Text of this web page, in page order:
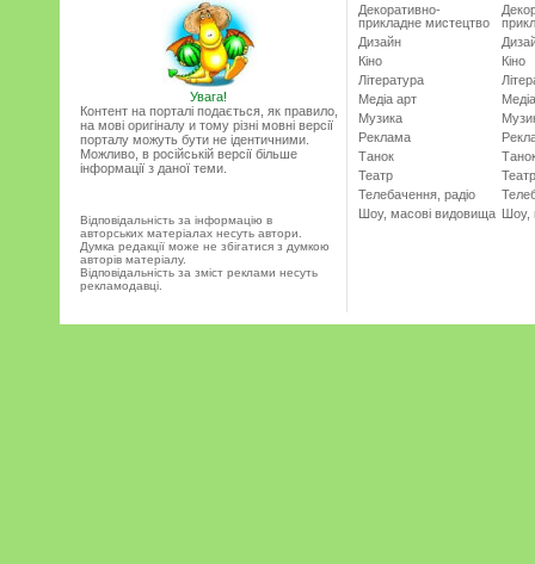
Увага!
Контент на порталі подається, як правило,
на мові оригіналу и тому різні мовні версії
порталу можуть бути не ідентичними.
Можливо, в російській версії більше
інформації з даної теми.
Відповідальність за інформацію в
авторських матеріалах несуть автори.
Думка редакції може не збігатися з думкою
авторів матеріалу.
Відповідальність за зміст реклами несуть
рекламодавці.
Декоративно-
прикладне мистецтво
Дизайн
Кіно
Література
Медіа арт
Музика
Реклама
Танок
Театр
Телебачення, радіо
Шоу, масові видовища
Кіно
Театр
Шоу,